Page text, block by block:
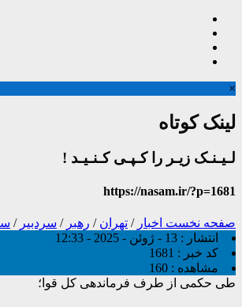
×
لینک کوتاه
لـیـنـک زیـر را کـپـی کـنـیـد !
https://nasam.ir/?p=1681
صفحه نخست اخبار / تهران / رهبر / سردبیر /
انتشار : 13 - ژوئن - 2025 - 12:33
کد خبر : 1681
مشاهده : 160
طی حکمی از طرف فرماندهی کل قوا؛